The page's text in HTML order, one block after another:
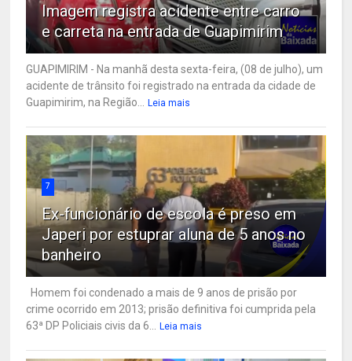
Imagem registra acidente entre carro
e carreta na entrada de Guapimirim
GUAPIMIRIM - Na manhã desta sexta-feira, (08 de julho), um
acidente de trânsito foi registrado na entrada da cidade de
Guapimirim, na Região...
Leia mais
7
Ex-funcionário de escola é preso em
Japeri por estuprar aluna de 5 anos no
banheiro
Homem foi condenado a mais de 9 anos de prisão por
crime ocorrido em 2013; prisão definitiva foi cumprida pela
63ª DP Policiais civis da 6...
Leia mais